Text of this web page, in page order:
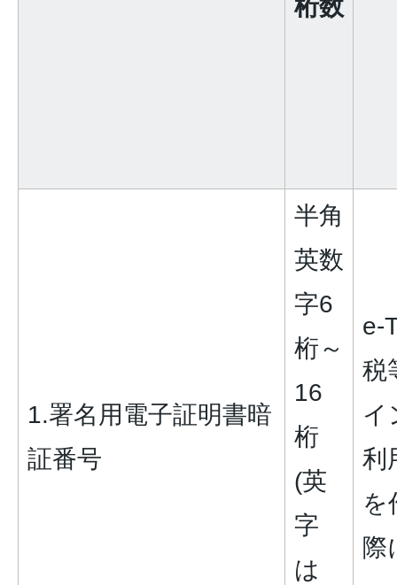
桁数
1.署名用電子証明書暗
証番号
半角
英数
字6
桁～
16
桁
(英
字
は
e-
税
イ
利
を
際